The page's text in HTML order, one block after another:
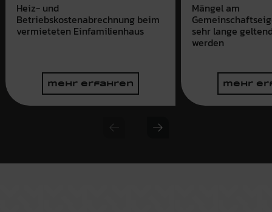
Heiz- und
Betriebskostenabrechnung beim
vermieteten Einfamilienhaus
mehr erfahren
Mängel am
sehr lange
werden
mehr
Previous slide
Next slide